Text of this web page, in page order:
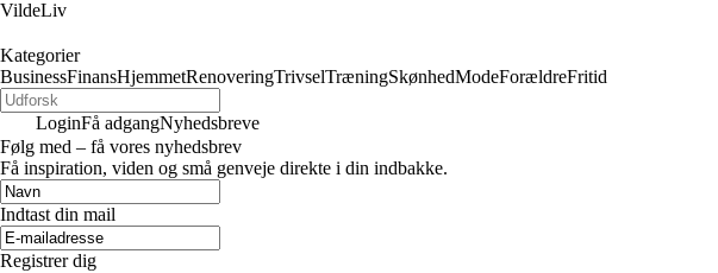
VildeLiv
Kategorier
BusinessFinansHjemmetRenoveringTrivselTræningSkønhedModeForældreFritid
LoginFå adgangNyhedsbreve
Følg med – få vores nyhedsbrev
Få inspiration, viden og små genveje direkte i din indbakke.
Indtast din mail
Registrer dig